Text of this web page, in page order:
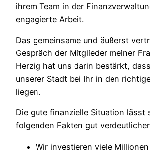
ihrem Team in der
engagierte Arbeit.
Das gemeinsame und äußerst
Gespräch der Mitglieder meiner
Herzig hat uns darin bestärkt,
unserer Stadt bei Ihr in den
liegen.
Die gute finanzielle Situation lässt
folgenden Fakten gut
Wir investieren viele